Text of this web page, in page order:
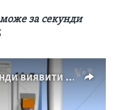
за секунди
MassSpec Pen може за секунди виявити рак з точністю до 96%. Відео